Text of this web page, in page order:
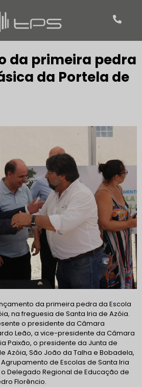
da primeira pedra
da Portela de
da primeira pedra da Escola
na freguesia de Santa Iria de Azóia.
o presidente da Câmara
Leão, a vice-presidente da Câmara
Paixão, o presidente da Junta de
Azóia, São João da Talha e Bobadela,
de Escolas de Santa Iria
Delegado Regional de Educação de
Florêncio.